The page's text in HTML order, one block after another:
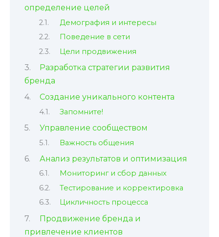
определение целей
Демография и интересы
Поведение в сети
Цели продвижения
Разработка стратегии развития
бренда
Создание уникального контента
Запомните!
Управление сообществом
Важность общения
Анализ результатов и оптимизация
Мониторинг и сбор данных
Тестирование и корректировка
Цикличность процесса
Продвижение бренда и
привлечение клиентов